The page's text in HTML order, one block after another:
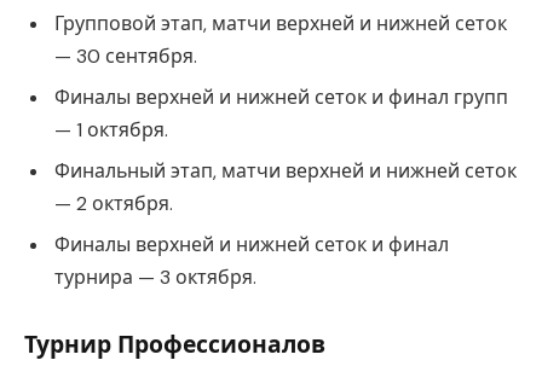
Групповой этап, матчи верхней и нижней сеток
— 30 сентября.
Финалы верхней и нижней сеток и финал групп
— 1 октября.
Финальный этап, матчи верхней и нижней сеток
— 2 октября.
Финалы верхней и нижней сеток и финал
турнира — 3 октября.
Турнир Профессионалов